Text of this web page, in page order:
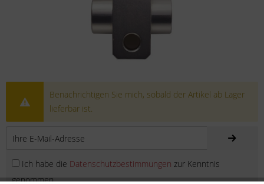
Benachrichtigen Sie mich, sobald der Artikel ab Lager
lieferbar ist.
Ich habe die Datenschutzbestimmungen zur Kenntnis
genommen.